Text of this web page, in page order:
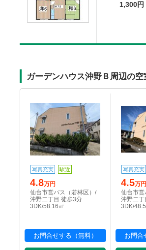
1,300円
ガーデンハウス沖野Ｂ周辺の空
写真充実 駅近
4.8万円
仙台市営バス（若林区）/
沖野二丁目 徒歩3分
3DK/58.16㎡
お問合せする（無料）
写真充実
4.5万円
仙台市営
沖野二丁
3DK/
お問合